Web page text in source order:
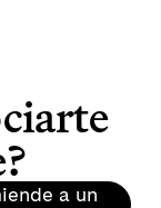
a un